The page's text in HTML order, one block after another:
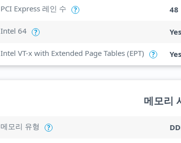
PCI Express 레인 수 ? 48
Intel 64 ? Yes
Intel VT-x with Extended Page Tables (EPT) ? Yes
메모리
메모리 유형 ?